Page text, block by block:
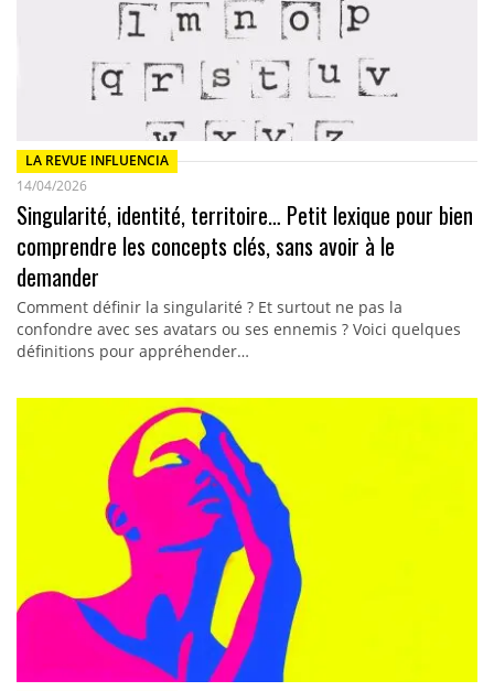
LA REVUE INFLUENCIA
14/04/2026
Singularité, identité, territoire… Petit lexique pour bien
comprendre les concepts clés, sans avoir à le
demander
Comment définir la singularité ? Et surtout ne pas la
confondre avec ses avatars ou ses ennemis ? Voici quelques
définitions pour appréhender…